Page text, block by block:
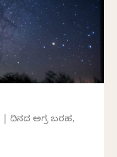
|ದಿನದ ಅಗ್ರ ಬರಹ,